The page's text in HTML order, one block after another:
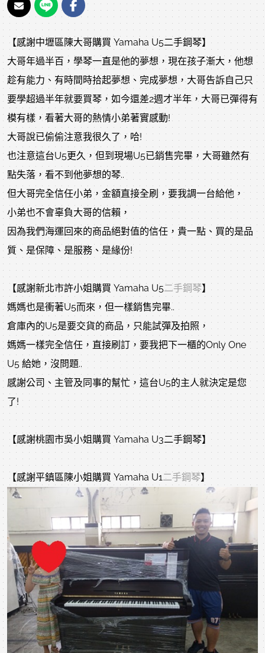
【感謝中壢區陳大哥購買 Yamaha U5二手鋼琴】
大哥年過半百，學琴一直是他的夢想，現在孩子漸大，他想
趁有能力、有時間時拾起夢想、完成夢想，大哥告訴自己只
要學超過半年就要買琴，如今還差2週才半年，大哥已彈得有
模有樣，看著大哥的熱情小弟著實感動!
大哥說已偷偷注意我很久了，哈!
也注意這台U5更久，但到現場U5已銷售完畢，大哥雖然有
點失落，看不到他夢想的琴..
但大哥完全信任小弟，金額直接全刷，要我調一台給他，
小弟也不會辜負大哥的信賴，
因為我們海運回來的商品絕對值的信任，貴一點、買的是品
質、是保障、是服務、是緣份!
【感謝新北市許小姐購買 Yamaha U5二手鋼琴】
媽媽也是衝著U5而來，但一樣銷售完畢..
倉庫內的U5是要交貨的商品，只能試彈及拍照，
媽媽一樣完全信任，直接刷訂，要我把下一櫃的Only One
U5 給她，沒問題..
感謝公司、主管及同事的幫忙，這台U5的主人就決定是您
了!
【感謝桃園市吳小姐購買 Yamaha U3二手鋼琴】
【感謝平鎮區陳小姐購買 Yamaha U1二手鋼琴】